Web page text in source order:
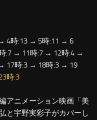
4時:13 → 5時:11 → 6
:7 → 11時:7 → 12時:4 →
17時:3 → 18時:3 → 19
時:3
アニメーション映画「美
と宇野実彩子がカバーし